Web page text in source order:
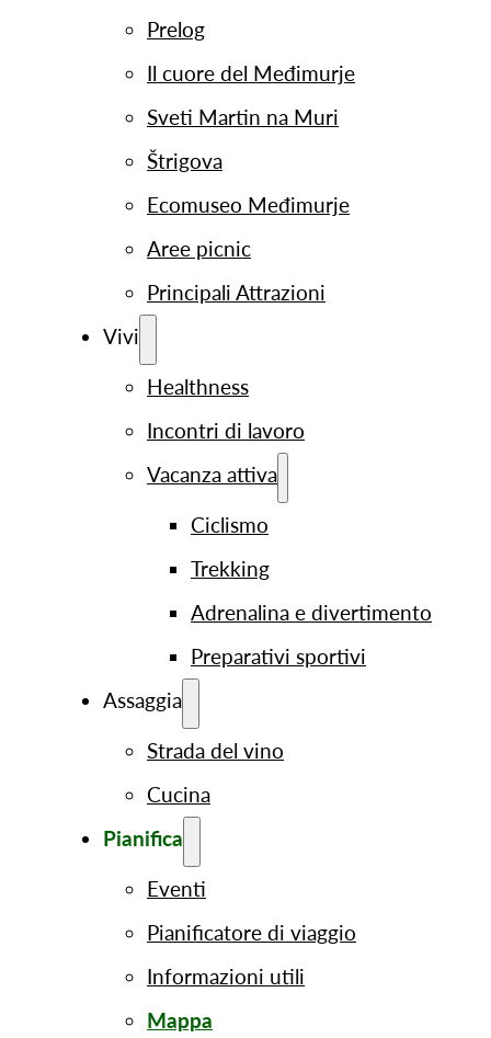
Prelog
Il cuore del Međimurje
Sveti Martin na Muri
Štrigova
Ecomuseo Međimurje
Aree picnic
Principali Attrazioni
Vivi
Healthness
Incontri di lavoro
Vacanza attiva
Ciclismo
Trekking
Adrenalina e divertimento
Preparativi sportivi
Assaggia
Strada del vino
Cucina
Pianifica
Eventi
Pianificatore di viaggio
Informazioni utili
Mappa